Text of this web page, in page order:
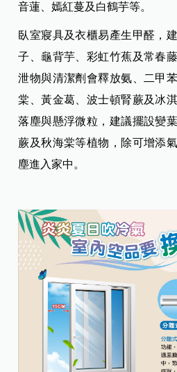
音蓮、嫣紅蔓及白鶴芋等。
臥室寢具及衣櫃易產生甲醛，
子、龜背芋、彩虹竹蕉及常春
泄物與清潔劑會釋放氨、二甲
棠、黃金葛、波士頓腎蕨及冰
落塵與懸浮微粒，建議擺設變
蕨及秋海棠等植物，除可增添
塵進入家中。